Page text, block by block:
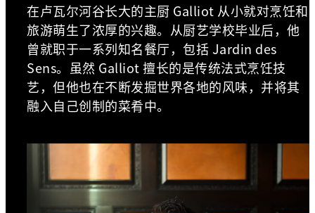
在卢瓦尔河谷长大的主厨 Galliot 从小就对烹饪和
旅游萌生了浓厚的兴趣。从厨艺学校毕业后，他
曾就职于一系列知名餐厅，包括 Jardin des
Sens。虽然 Galliot 擅长的是传统法式烹饪技
艺，但他也在不断发掘世界各地的风味，并将其
融入自己创制的菜肴中。